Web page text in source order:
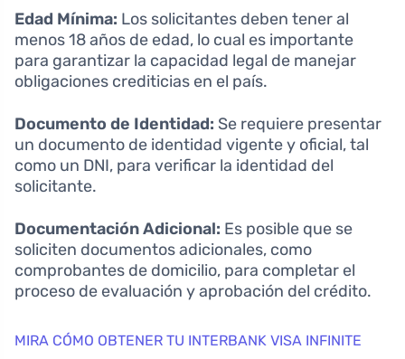
Edad Mínima: Los solicitantes deben tener al
menos 18 años de edad, lo cual es importante
para garantizar la capacidad legal de manejar
obligaciones crediticias en el país.
Documento de Identidad: Se requiere presentar
un documento de identidad vigente y oficial, tal
como un DNI, para verificar la identidad del
solicitante.
Documentación Adicional: Es posible que se
soliciten documentos adicionales, como
comprobantes de domicilio, para completar el
proceso de evaluación y aprobación del crédito.
MIRA CÓMO OBTENER TU INTERBANK VISA INFINITE